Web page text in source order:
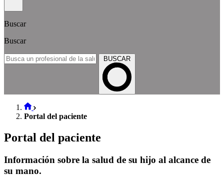
Buscar
Buscar
BUSCAR
Portal del paciente
Portal del paciente
Información sobre la salud de su hijo al alcance de
su mano.